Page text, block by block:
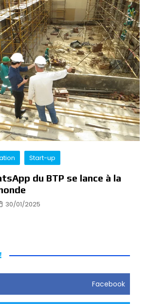
Start-up
du BTP se lance à la
30/01/2025
Facebook